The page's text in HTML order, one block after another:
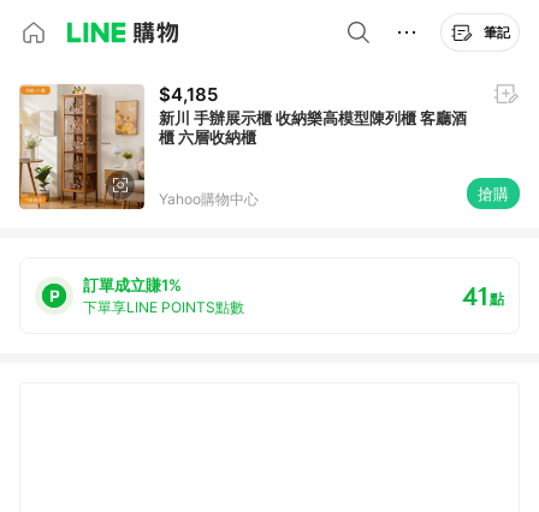
筆記
$4,185
新川 手辦展示櫃 收納樂高模型陳列櫃 客廳酒
櫃 六層收納櫃
Yahoo購物中心 搶購
訂單成立賺1%
下單享LINE POINTS點數 41點